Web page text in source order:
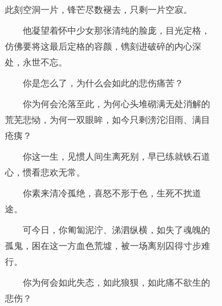
此刻空洞一片，锋芒尽数褪去，只剩一片空寂。
他凝望着怀中少女那张清纯的脸庞，目光定格，
仿佛要将这最后定格的容颜，镌刻进破碎的内心深
处，永世不忘。
你是怎么了，为什么会如此的悲伤痛苦？
你为何会沦落至此，为何心头堆砌满无处消解的
荒芜悲恸，为何一双眼眸，如今只剩滂沱泪雨、满目
疮痍？
你这一生，见惯人间生离死别，早已练就铁石道
心，惯看悲欢无常。
你素来清冷孤绝，喜怒不形于色，生死不扰道
途。
可今日，你匍匐泥泞、涕泗纵横，如失了魂魄的
孤鬼，困在这一方血色荒墟，被一场离别囚得寸步难
行。
你为何会如此失态，如此狼狈，如此痛不欲生的
悲伤？